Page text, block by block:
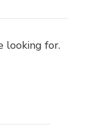
looking for.